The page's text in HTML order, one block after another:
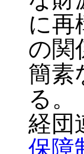
に再
の関
簡素
る。
経団
保障